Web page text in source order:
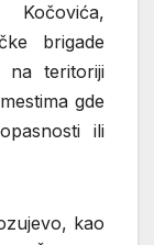
brigade
na teritoriji
gde
ili
kao